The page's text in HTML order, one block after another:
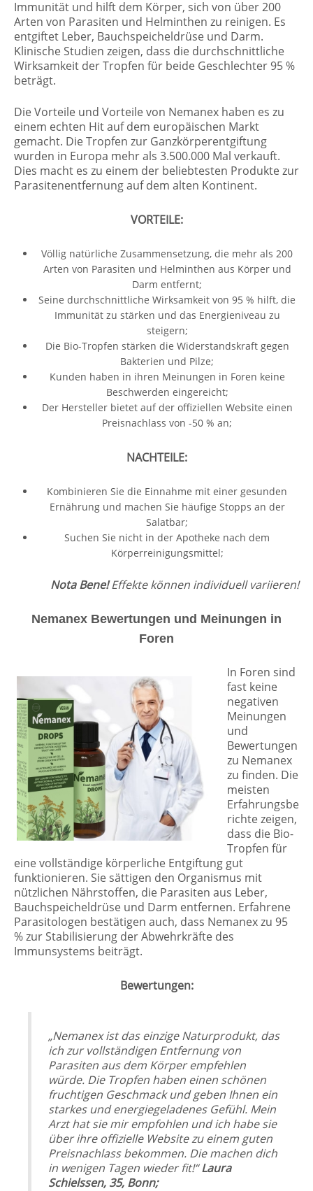
Immunität und hilft dem Körper, sich von über 200
Arten von Parasiten und Helminthen zu reinigen. Es
entgiftet Leber, Bauchspeicheldrüse und Darm.
Klinische Studien zeigen, dass die durchschnittliche
Wirksamkeit der Tropfen für beide Geschlechter 95 %
beträgt.
Die Vorteile und Vorteile von Nemanex haben es zu
einem echten Hit auf dem europäischen Markt
gemacht. Die Tropfen zur Ganzkörperentgiftung
wurden in Europa mehr als 3.500.000 Mal verkauft.
Dies macht es zu einem der beliebtesten Produkte zur
Parasitenentfernung auf dem alten Kontinent.
VORTEILE:
Völlig natürliche Zusammensetzung, die mehr als 200
Arten von Parasiten und Helminthen aus Körper und
Darm entfernt;
Seine durchschnittliche Wirksamkeit von 95 % hilft, die
Immunität zu stärken und das Energieniveau zu
steigern;
Die Bio-Tropfen stärken die Widerstandskraft gegen
Bakterien und Pilze;
Kunden haben in ihren Meinungen in Foren keine
Beschwerden eingereicht;
Der Hersteller bietet auf der offiziellen Website einen
Preisnachlass von -50 % an;
NACHTEILE:
Kombinieren Sie die Einnahme mit einer gesunden
Ernährung und machen Sie häufige Stopps an der
Salatbar;
Suchen Sie nicht in der Apotheke nach dem
Körperreinigungsmittel;
Nota Bene!Effekte können individuell variieren!
Nemanex Bewertungen und Meinungen in
Foren
In Foren sind
fast keine
negativen
Meinungen
und
Bewertungen
zu Nemanex
zu finden. Die
meisten
Erfahrungsbe
richte zeigen,
dass die Bio-
Tropfen für
eine vollständige körperliche Entgiftung gut
funktionieren. Sie sättigen den Organismus mit
nützlichen Nährstoffen, die Parasiten aus Leber,
Bauchspeicheldrüse und Darm entfernen. Erfahrene
Parasitologen bestätigen auch, dass Nemanex zu 95
% zur Stabilisierung der Abwehrkräfte des
Immunsystems beiträgt.
Bewertungen:
„Nemanex ist das einzige Naturprodukt, das
ich zur vollständigen Entfernung von
Parasiten aus dem Körper empfehlen
würde. Die Tropfen haben einen schönen
fruchtigen Geschmack und geben Ihnen ein
starkes und energiegeladenes Gefühl. Mein
Arzt hat sie mir empfohlen und ich habe sie
über ihre offizielle Website zu einem guten
Preisnachlass bekommen. Die machen dich
in wenigen Tagen wieder fit!“Laura
Schielssen, 35, Bonn;